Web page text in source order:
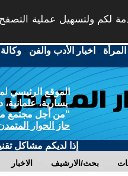
لكم ولتسهيل عملية
المرأة - اخبار الأدب والفن -وكالة
الموقع الرئيسي
يسارية،
"من أجل مجتمع
حاز الحوار
إذا لديكم مشاكل
الاخبار بحث/الارشيف